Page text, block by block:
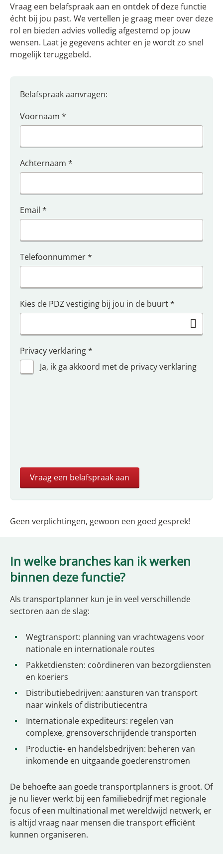
Vraag een belafspraak aan en ontdek of deze functie
écht bij jou past. We vertellen je graag meer over deze
rol en bieden advies volledig afgestemd op jouw
wensen. Laat je gegevens achter en je wordt zo snel
mogelijk teruggebeld.
Belafspraak aanvragen:
Voornaam *
Achternaam *
Email *
Telefoonnummer*
Kies de PDZ vestiging bij jou in de buurt*
Privacy verklaring*
Ja, ik ga akkoord met de privacy verklaring
Geen verplichtingen, gewoon een goed gesprek!
In welke branches kan ik werken
binnen deze functie?
Als transportplanner kun je in veel verschillende
sectoren aan de slag:
Wegtransport: planning van vrachtwagens voor
nationale en internationale routes
Pakketdiensten: coördineren van bezorgdiensten
en koeriers
Distributiebedrijven: aansturen van transport
naar winkels of distributiecentra
Internationale expediteurs: regelen van
complexe, grensoverschrijdende transporten
Productie- en handelsbedrijven: beheren van
inkomende en uitgaande goederenstromen
De behoefte aan goede transportplanners is groot. Of
je nu liever werkt bij een familiebedrijf met regionale
focus of een multinational met wereldwijd netwerk, er
is altijd vraag naar mensen die transport efficiënt
kunnen organiseren.